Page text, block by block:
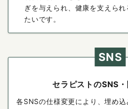
ぎを与えられ、健康を支えら
たいです。
SNS
セラピストのSNS
各SNSの仕様変更により、埋め